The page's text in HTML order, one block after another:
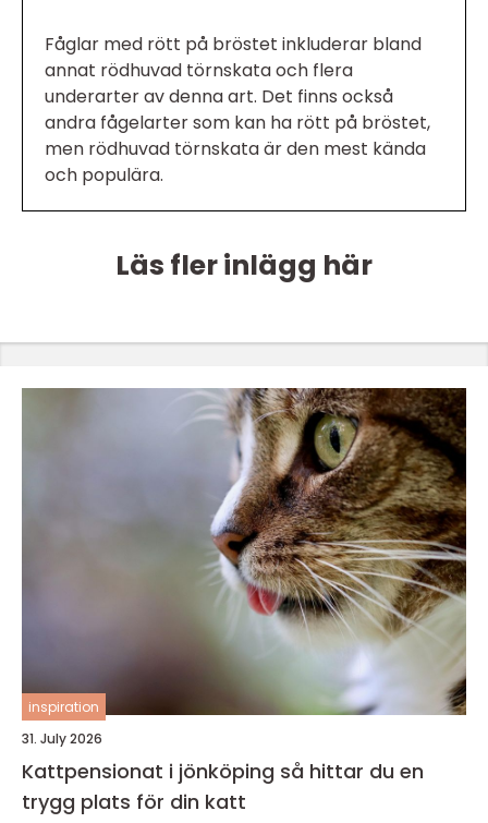
Fåglar med rött på bröstet inkluderar bland
annat rödhuvad törnskata och flera
underarter av denna art. Det finns också
andra fågelarter som kan ha rött på bröstet,
men rödhuvad törnskata är den mest kända
och populära.
Läs fler inlägg här
inspiration
31. July 2026
Kattpensionat i jönköping så hittar du en
trygg plats för din katt